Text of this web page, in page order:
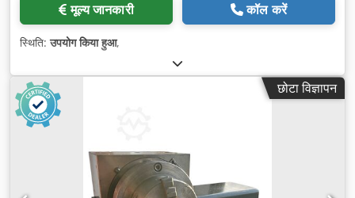
मूल्य जानकारी कॉल करें
स्थिति:उपयोग किया हुआ,
छोटा विज्ञापन